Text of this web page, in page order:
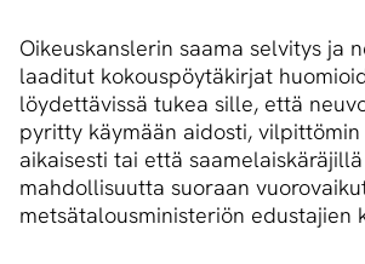
Oikeuskanslerin saama selvitys ja
laaditut kokouspöytäkirjat
löydettävissä tukea sille, että
pyritty käymään aidosti,
aikaisesti tai että
mahdollisuutta suoraan
metsätalousministeriön edustajien